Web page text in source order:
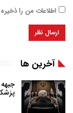
اطلاعات من را
آخرین ها